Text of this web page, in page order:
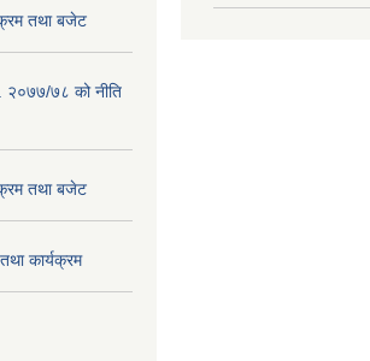
तथा बजेट
२०७७/७८ को नीति
तथा बजेट
कार्यक्रम